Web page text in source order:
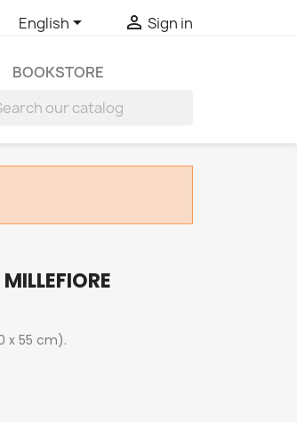
English  Sign in
BOOKSTORE
x 55 cm).